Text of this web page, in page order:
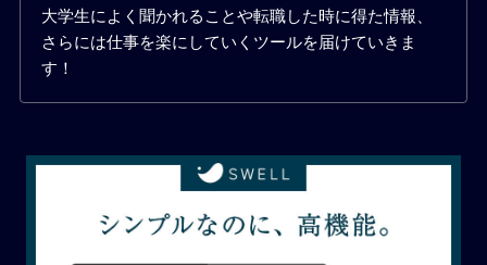
大学生によく聞かれることや転職した時に得た情報、
さらには仕事を楽にしていくツールを届けていきま
す！